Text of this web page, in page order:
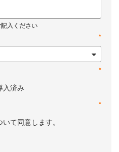
*
*
入済み
*
て同意します。